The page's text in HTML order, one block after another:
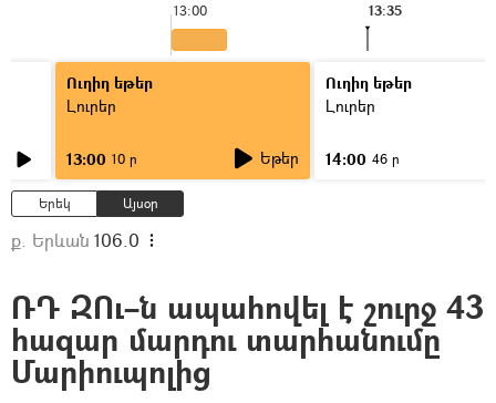
13:00 13:35
Ուղիղ եթեր
Լուրեր
13:00 10 ր Եթեր
Ուղիղ եթեր
Լուրեր
14:00 46 ր
Երեկ Այսօր
ք. Երևան 106.0
ՌԴ ԶՈւ–ն ապահովել է շուրջ 43
հազար մարդու տարհանումը
Մարիուպոլից